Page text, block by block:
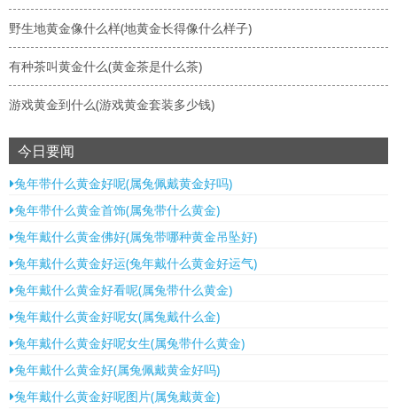
野生地黄金像什么样(地黄金长得像什么样子)
有种茶叫黄金什么(黄金茶是什么茶)
游戏黄金到什么(游戏黄金套装多少钱)
今日要闻
兔年带什么黄金好呢(属兔佩戴黄金好吗)
兔年带什么黄金首饰(属兔带什么黄金)
兔年戴什么黄金佛好(属兔带哪种黄金吊坠好)
兔年戴什么黄金好运(兔年戴什么黄金好运气)
兔年戴什么黄金好看呢(属兔带什么黄金)
兔年戴什么黄金好呢女(属兔戴什么金)
兔年戴什么黄金好呢女生(属兔带什么黄金)
兔年戴什么黄金好(属兔佩戴黄金好吗)
兔年戴什么黄金好呢图片(属兔戴黄金)